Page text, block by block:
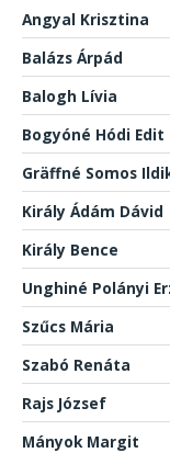
Angyal Krisztina
Balázs Árpád
Balogh Lívia
Bogyóné Hódi Edit
Gräffné Somos
Király Ádám Dávid
Király Bence
Unghiné Polányi
Szűcs Mária
Szabó Renáta
Rajs József
Mányok Margit